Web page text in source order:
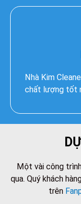
Nhà Kim
chất lượng tốt
Một vài công
qua. Quý khách
trên